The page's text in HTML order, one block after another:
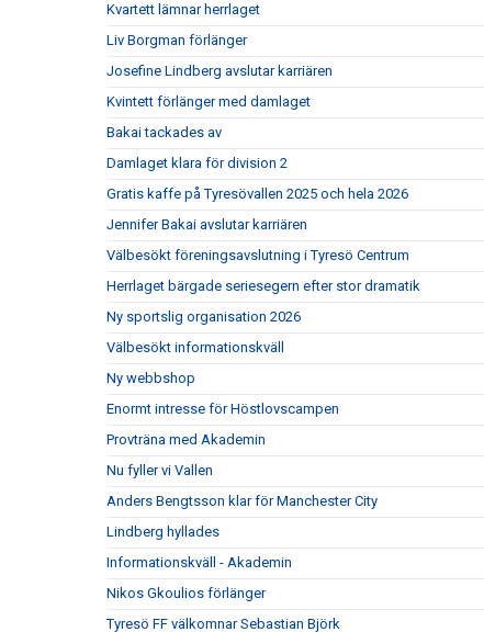
Kvartett lämnar herrlaget
Liv Borgman förlänger
Josefine Lindberg avslutar karriären
Kvintett förlänger med damlaget
Bakai tackades av
Damlaget klara för division 2
Gratis kaffe på Tyresövallen 2025 och hela 2026
Jennifer Bakai avslutar karriären
Välbesökt föreningsavslutning i Tyresö Centrum
Herrlaget bärgade seriesegern efter stor dramatik
Ny sportslig organisation 2026
Välbesökt informationskväll
Ny webbshop
Enormt intresse för Höstlovscampen
Provträna med Akademin
Nu fyller vi Vallen
Anders Bengtsson klar för Manchester City
Lindberg hyllades
Informationskväll - Akademin
Nikos Gkoulios förlänger
Tyresö FF välkomnar Sebastian Björk